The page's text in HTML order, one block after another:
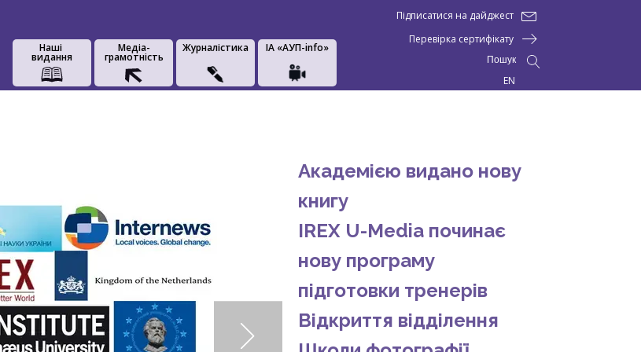
Наші
видання
Медіа-
грамотність
Журналістика IA «АУП-info»
Підписатися на дайджест
Перевірка сертифікату
Пошук
EN
Академією видано нову
книгу
IREX U-Media починає
нову програму
підготовки тренерів
Відкриття відділення